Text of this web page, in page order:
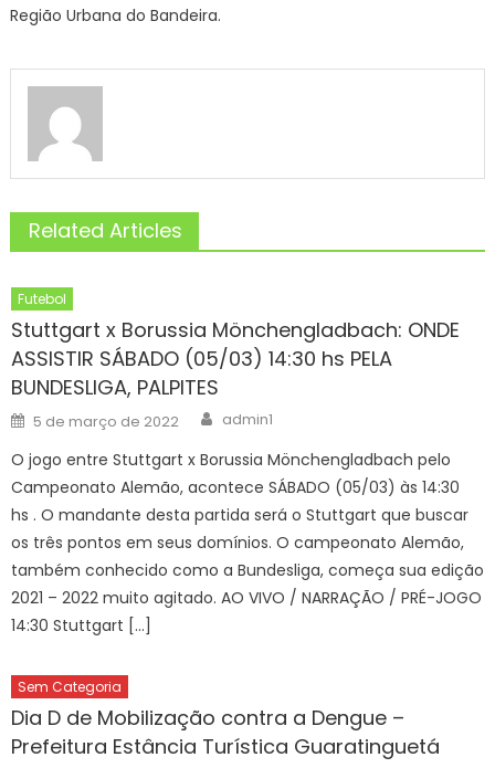
Região Urbana do Bandeira.
Related Articles
Futebol
Stuttgart x Borussia Mönchengladbach: ONDE
ASSISTIR SÁBADO (05/03) 14:30 hs PELA
BUNDESLIGA, PALPITES
Posted
on
5 de março de 2022 Author
admin1
O jogo entre Stuttgart x Borussia Mönchengladbach pelo
Campeonato Alemão, acontece SÁBADO (05/03) às 14:30
hs . O mandante desta partida será o Stuttgart que buscar
os três pontos em seus domínios. O campeonato Alemão,
também conhecido como a Bundesliga, começa sua edição
2021 – 2022 muito agitado. AO VIVO / NARRAÇÃO / PRÉ-JOGO
14:30 Stuttgart […]
Sem Categoria
Dia D de Mobilização contra a Dengue –
Prefeitura Estância Turística Guaratinguetá